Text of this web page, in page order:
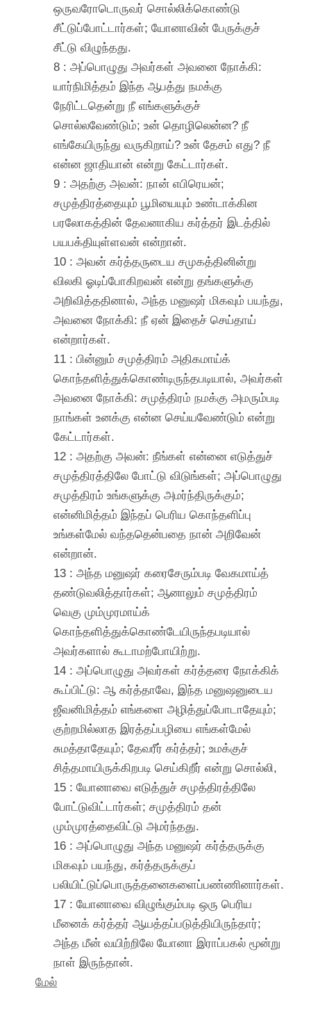
ஒருவரோடொருவர் சொல்லிக்கொண்டு
சீட்டுப்போட்டார்கள்; யோனாவின் பேருக்குச்
சீட்டு விழுந்தது.
8 : அப்பொழுது அவர்கள் அவனை நோக்கி:
யார்நிமித்தம் இந்த ஆபத்து நமக்கு
நேரிட்டதென்று நீ எங்களுக்குச்
சொல்லவேண்டும்; உன் தொழிலென்ன? நீ
எங்கேயிருந்து வருகிறாய்? உன் தேசம் எது? நீ
என்ன ஜாதியான் என்று கேட்டார்கள்.
9 : அதற்கு அவன்: நான் எபிரெயன்;
சமுத்திரத்தையும் பூமியையும் உண்டாக்கின
பரலோகத்தின் தேவனாகிய கர்த்தர் இடத்தில்
பயபக்தியுள்ளவன் என்றான்.
10 : அவன் கர்த்தருடைய சமுகத்தினின்று
விலகி ஓடிப்போகிறவன் என்று தங்களுக்கு
அறிவித்ததினால், அந்த மனுஷர் மிகவும் பயந்து,
அவனை நோக்கி: நீ ஏன் இதைச் செய்தாய்
என்றார்கள்.
11 : பின்னும் சமுத்திரம் அதிகமாய்க்
கொந்தளித்துக்கொண்டிருந்தபடியால், அவர்கள்
அவனை நோக்கி: சமுத்திரம் நமக்கு அமரும்படி
நாங்கள் உனக்கு என்ன செய்யவேண்டும் என்று
கேட்டார்கள்.
12 : அதற்கு அவன்: நீங்கள் என்னை எடுத்துச்
சமுத்திரத்திலே போட்டு விடுங்கள்; அப்பொழுது
சமுத்திரம் உங்களுக்கு அமர்ந்திருக்கும்;
என்னிமித்தம் இந்தப் பெரிய கொந்தளிப்பு
உங்கள்மேல் வந்ததென்பதை நான் அறிவேன்
என்றான்.
13 : அந்த மனுஷர் கரைசேரும்படி வேகமாய்த்
தண்டுவலித்தார்கள்; ஆனாலும் சமுத்திரம்
வெகு மும்முரமாய்க்
கொந்தளித்துக்கொண்டேயிருந்தபடியால்
அவர்களால் கூடாமற்போயிற்று.
14 : அப்பொழுது அவர்கள் கர்த்தரை நோக்கிக்
கூப்பிட்டு: ஆ கர்த்தாவே, இந்த மனுஷனுடைய
ஜீவனிமித்தம் எங்களை அழித்துப்போடாதேயும்;
குற்றமில்லாத இரத்தப்பழியை எங்கள்மேல்
சுமத்தாதேயும்; தேவரீர் கர்த்தர்; உமக்குச்
சித்தமாயிருக்கிறபடி செய்கிறீர் என்று சொல்லி,
15 : யோனாவை எடுத்துச் சமுத்திரத்திலே
போட்டுவிட்டார்கள்; சமுத்திரம் தன்
மும்முரத்தைவிட்டு அமர்ந்தது.
16 : அப்பொழுது அந்த மனுஷர் கர்த்தருக்கு
மிகவும் பயந்து, கர்த்தருக்குப்
பலியிட்டுப்பொருத்தனைகளைப்பண்ணினார்கள்.
17 : யோனாவை விழுங்கும்படி ஒரு பெரிய
மீனைக் கர்த்தர் ஆயத்தப்படுத்தியிருந்தார்;
அந்த மீன் வயிற்றிலே யோனா இராப்பகல் மூன்று
நாள் இருந்தான்.
மேல்